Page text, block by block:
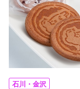
石川・金沢